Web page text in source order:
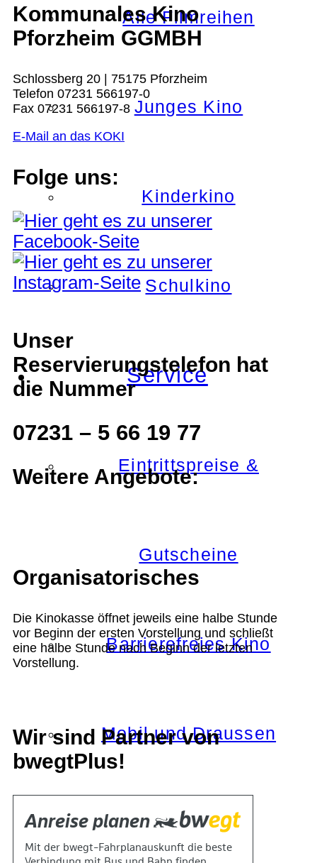
Alle Filmreihen
Junges Kino
Kinderkino
Schulkino
Service
Eintrittspreise &
Gutscheine
Barrierefreies Kino
Mobil und Draussen
KOKI+
Kommunales Kino
Pforzheim GGMBH
Schlossberg 20 | 75175 Pforzheim
Telefon 07231 566197-0
Fax 07231 566197-8
E-Mail an das KOKI
Folge uns:
Unser
Reservierungstelefon hat
die Nummer
07231 – 5 66 19 77
Weitere Angebote:
Organisatorisches
Die Kinokasse öffnet jeweils eine halbe Stunde
vor Beginn der ersten Vorstellung und schließt
eine halbe Stunde nach Beginn der letzten
Vorstellung.
Wir sind Partner von
bwegtPlus!